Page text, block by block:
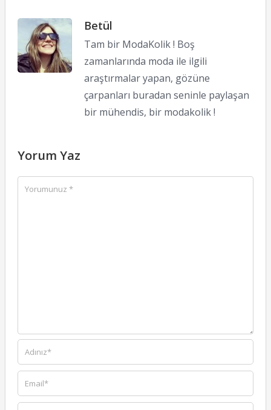
Betül
Tam bir ModaKolik ! Boş
zamanlarında moda ile ilgili
araştırmalar yapan, gözüne
çarpanları buradan seninle paylaşan
bir mühendis, bir modakolik !
Yorum Yaz